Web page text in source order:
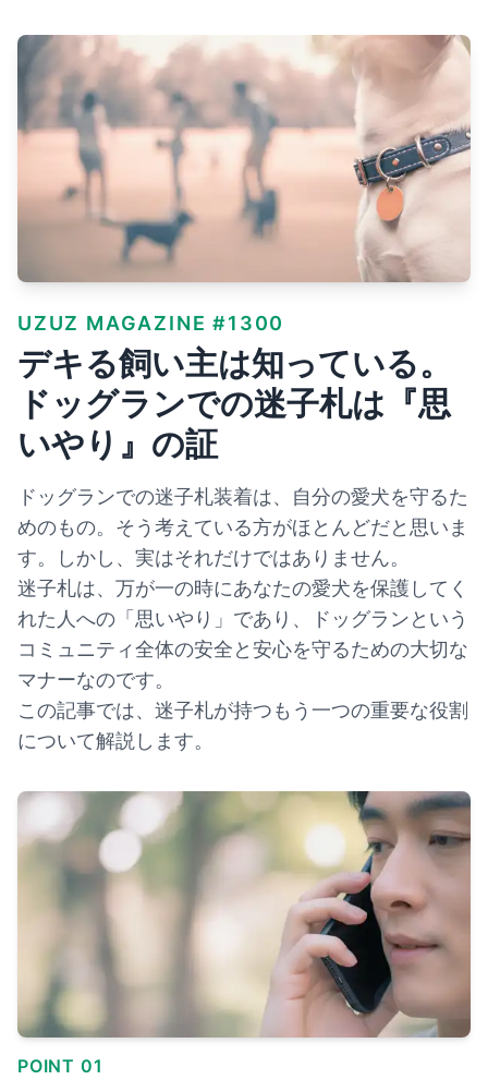
UZUZ MAGAZINE #1300
デキる飼い主は知っている。
ドッグランでの迷子札は『思
いやり』の証
ドッグランでの迷子札装着は、自分の愛犬を守るた
めのもの。そう考えている方がほとんどだと思いま
す。しかし、実はそれだけではありません。
迷子札は、万が一の時にあなたの愛犬を保護してく
れた人への「思いやり」であり、ドッグランという
コミュニティ全体の安全と安心を守るための大切な
マナーなのです。
この記事では、迷子札が持つもう一つの重要な役割
について解説します。
POINT 01